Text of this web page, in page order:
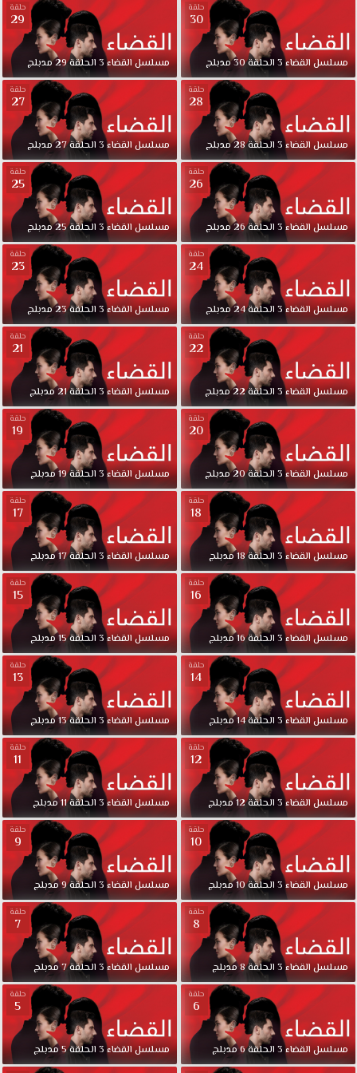
حلقة
30
مسلسلالقضاء3 الحلقة30مدبلج
حلقة
29
مسلسلالقضاء3 الحلقة29مدبلج
حلقة
28
مسلسلالقضاء3 الحلقة28مدبلج
حلقة
27
مسلسلالقضاء3 الحلقة27مدبلج
حلقة
26
مسلسلالقضاء3 الحلقة26مدبلج
حلقة
25
مسلسلالقضاء3 الحلقة25مدبلج
حلقة
24
مسلسلالقضاء3 الحلقة24مدبلج
حلقة
23
مسلسلالقضاء3 الحلقة23مدبلج
حلقة
22
مسلسلالقضاء3 الحلقة22مدبلج
حلقة
21
مسلسلالقضاء3 الحلقة21مدبلج
حلقة
20
مسلسلالقضاء3 الحلقة20مدبلج
حلقة
19
مسلسلالقضاء3 الحلقة19مدبلج
حلقة
18
مسلسلالقضاء3 الحلقة18مدبلج
حلقة
17
مسلسلالقضاء3 الحلقة17مدبلج
حلقة
16
مسلسلالقضاء3 الحلقة16مدبلج
حلقة
15
مسلسلالقضاء3 الحلقة15مدبلج
حلقة
14
مسلسلالقضاء3 الحلقة14مدبلج
حلقة
13
مسلسلالقضاء3 الحلقة13مدبلج
حلقة
12
مسلسلالقضاء3 الحلقة12مدبلج
حلقة
11
مسلسلالقضاء3 الحلقة11مدبلج
حلقة
10
مسلسلالقضاء3 الحلقة10مدبلج
حلقة
9
مسلسلالقضاء3 الحلقة9مدبلج
حلقة
8
مسلسلالقضاء3 الحلقة8مدبلج
حلقة
7
مسلسلالقضاء3 الحلقة7مدبلج
حلقة
6
مسلسلالقضاء3 الحلقة6مدبلج
حلقة
5
مسلسلالقضاء3 الحلقة5مدبلج